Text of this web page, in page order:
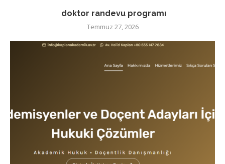
doktor randevu programı
Temmuz 27, 2026